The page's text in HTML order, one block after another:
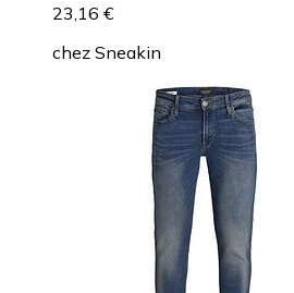
23,16 €
chez Sneakin